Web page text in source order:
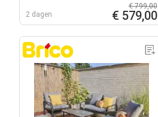
2 dagen
€ 799,00
€ 579,00